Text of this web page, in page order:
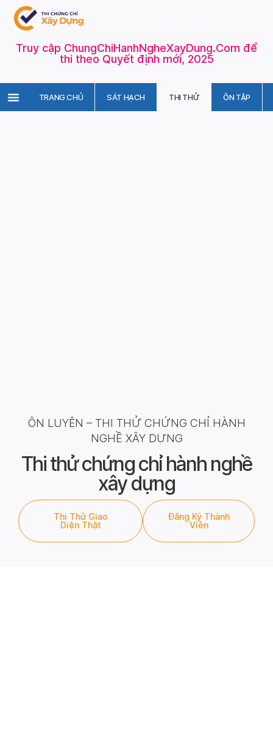
Truy cập ChungChiHanhNgheXayDung.Com để
thi theo Quyết định mới, 2025
TRANG CHỦ SÁT HẠCH THI THỬ ÔN TẬP
ÔN LUYỆN – THI THỬ CHỨNG CHỈ HÀNH
NGHỀ XÂY DỰNG
Thi thử chứng chỉ hành nghề
xây dựng
Thi Thử Giao
Diện Thật
Đăng Ký Thành
Viên